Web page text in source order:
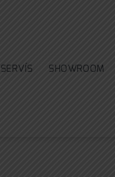
SERVÍS
SHOWROOM